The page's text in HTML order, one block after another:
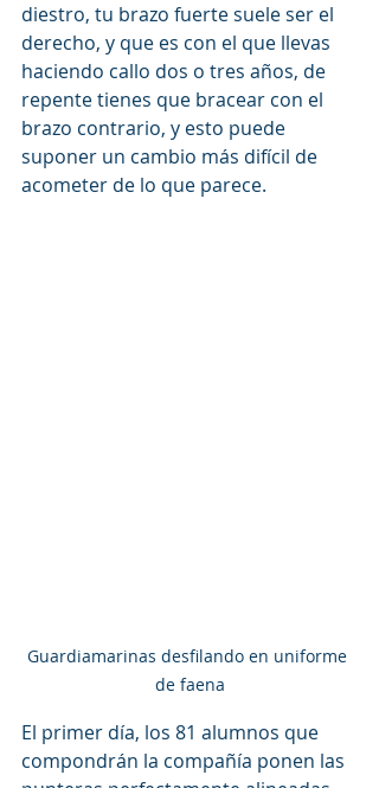
diestro, tu brazo fuerte suele ser el
derecho, y que es con el que llevas
haciendo callo dos o tres años, de
repente tienes que bracear con el
brazo contrario, y esto puede
suponer un cambio más difícil de
acometer de lo que parece.
Guardiamarinas desfilando en uniforme
de faena
El primer día, los 81 alumnos que
compondrán la compañía ponen las